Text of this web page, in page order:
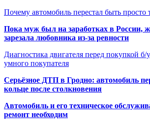
Почему автомобиль перестал быть просто
Пока муж был на заработках в России,
зарезала любовника из-за ревности
Диагностика двигателя перед покупкой б/
умного покупателя
Серьёзное ДТП в Гродно: автомобиль
кольце после столкновения
Автомобиль и его техническое
ремонт необходим